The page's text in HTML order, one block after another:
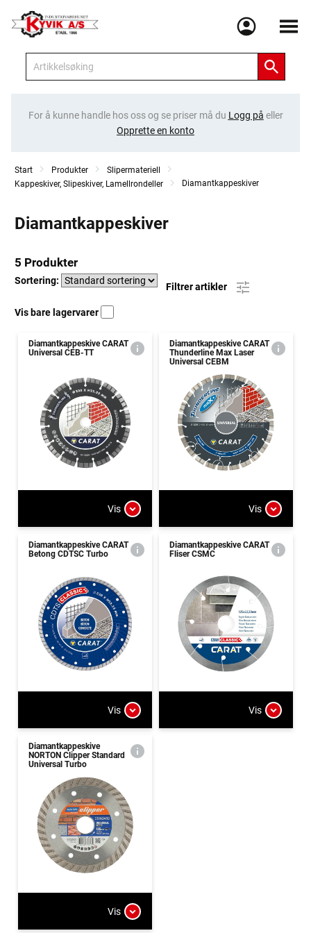
Meny
For å kunne handle hos oss og se priser må du Logg på eller
Opprette en konto
Start Produkter
Slipermateriell
Kappeskiver, Slipeskiver, Lamellrondeller
Diamantkappeskiver
Diamantkappeskiver
5 Produkter
Sortering:
Filtrer artikler
Vis bare lagervarer
Diamantkappeskive CARAT
Universal CEB-TT
Vis
Diamantkappeskive CARAT
Thunderline Max Laser
Universal CEBM
Vis
Diamantkappeskive CARAT
Betong CDTSC Turbo
Vis
Diamantkappeskive CARAT
Fliser CSMC
Vis
Diamantkappeskive
NORTON Clipper Standard
Universal Turbo
Vis